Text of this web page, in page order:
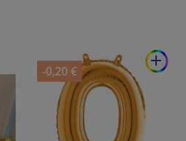
add
-0,20 €